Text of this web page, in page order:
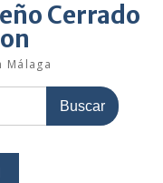
Cerrado
Málaga